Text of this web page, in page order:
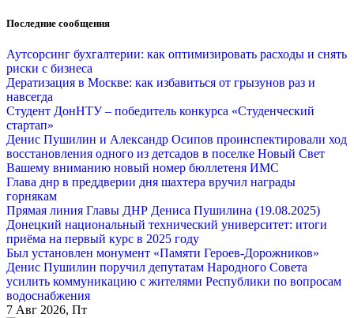
Перейти
содержанию
Последние сообщения
Аутсорсинг бухгалтерии: как оптимизировать расходы и снять
риски с бизнеса
Дератизация в Москве: как избавиться от грызунов раз и
навсегда
Студент ДонНТУ – победитель конкурса «Студенческий
стартап»
Денис Пушилин и Александр Осипов проинспектировали ход
восстановления одного из детсадов в поселке Новый Свет
Вашему вниманию новый номер бюллетеня ИМС
Глава днр в преддверии дня шахтера вручил награды
горнякам
Прямая линия Главы ДНР Дениса Пушилина (19.08.2025)
Донецкий национальный технический университет: итоги
приёма на первый курс в 2025 году
Был установлен монумент «Памяти Героев-Дорожников»
Денис Пушилин поручил депутатам Народного Совета
усилить коммуникацию с жителями Республики по вопросам
водоснабжения
7 Авг 2026, Пт